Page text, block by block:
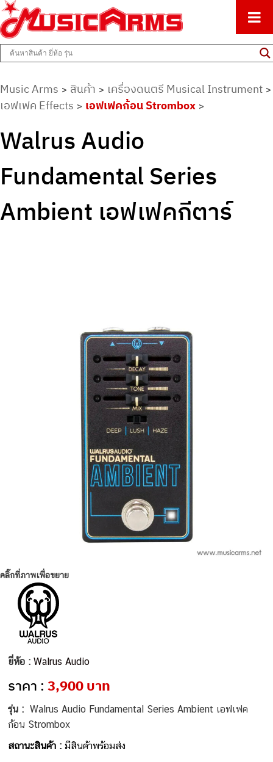
Music Arms
ศูนย์รวมครื่องดนตรีทุกชนิด ตั้งแต่เริ่มต้นถึงมืออาชีพ
Music Arms > สินค้า > เครื่องดนตรี Musical Instrument >
เอฟเฟค Effects > เอฟเฟคก้อน Strombox >
Walrus Audio
Fundamental Series
Ambient เอฟเฟคกีตาร์
คลิ๊กที่ภาพเพื่อขยาย
ยี่ห้อ :Walrus Audio
ราคา :3,900 บาท
รุ่น :Walrus Audio Fundamental Series Ambient เอฟเฟค
ก้อน Strombox
สถานะสินค้า :มีสินค้าพร้อมส่ง